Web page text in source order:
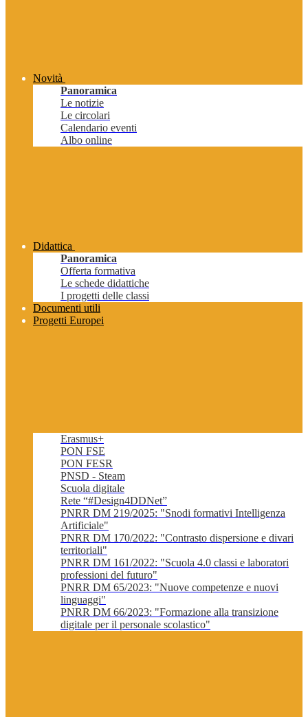
Novità
Panoramica
Le notizie
Le circolari
Calendario eventi
Albo online
Didattica
Panoramica
Offerta formativa
Le schede didattiche
I progetti delle classi
Documenti utili
Progetti Europei
Erasmus+
PON FSE
PON FESR
PNSD - Steam
Scuola digitale
Rete “#Design4DDNet”
PNRR DM 219/2025: "Snodi formativi Intelligenza
Artificiale"
PNRR DM 170/2022: "Contrasto dispersione e divari
territoriali"
PNRR DM 161/2022: "Scuola 4.0 classi e laboratori
professioni del futuro"
PNRR DM 65/2023: "Nuove competenze e nuovi
linguaggi"
PNRR DM 66/2023: "Formazione alla transizione
digitale per il personale scolastico"